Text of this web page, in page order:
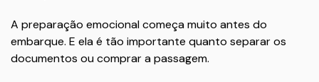
A preparação emocional começa muito antes do
embarque. E ela é tão importante quanto separar os
documentos ou comprar a passagem.